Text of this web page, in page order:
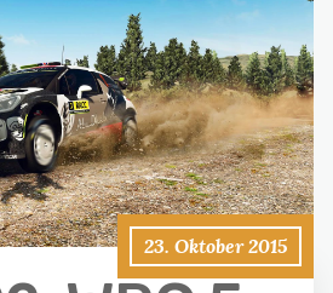
23. Oktober 2015